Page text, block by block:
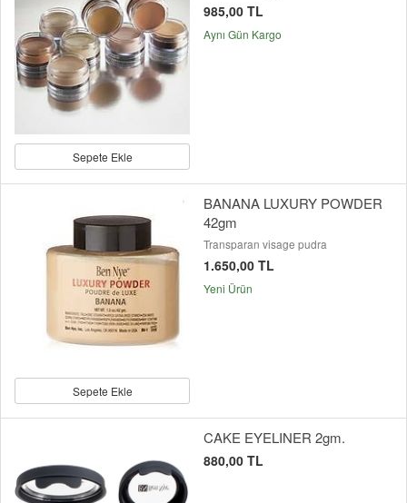
Sepete Ekle
985,00 TL
Aynı Gün Kargo
Sepete Ekle
BANANA LUXURY POWDER
42gm
Transparan visage pudra
1.650,00 TL
Yeni Ürün
CAKE EYELINER 2gm.
880,00 TL